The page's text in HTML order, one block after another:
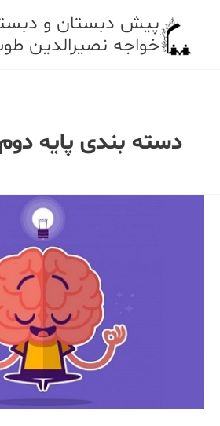
پیش دبستان و
خواجه نصیرالدین
دسته بندی پایه